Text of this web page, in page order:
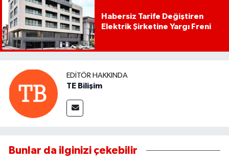
Habersiz Tarife Değiştiren
Elektrik Şirketine Yargı Freni
EDITÖR HAKKINDA
TE Bilişim
Bunlar da ilginizi çekebilir